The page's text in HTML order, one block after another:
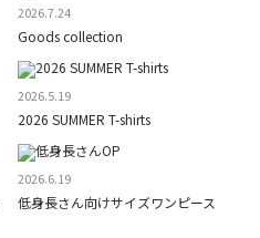
2026.7.24
Goods collection
2026.5.19
2026 SUMMER T-shirts
2026.6.19
低身長さん向けサイズワンピース